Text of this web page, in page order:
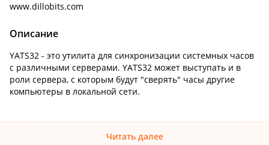
www.dillobits.com
Описание
YATS32 - это утилита для синхронизации системных часов
с различными серверами. YATS32 может выступать и в
роли сервера, с которым будут "сверять" часы другие
компьютеры в локальной сети.
Читать далее